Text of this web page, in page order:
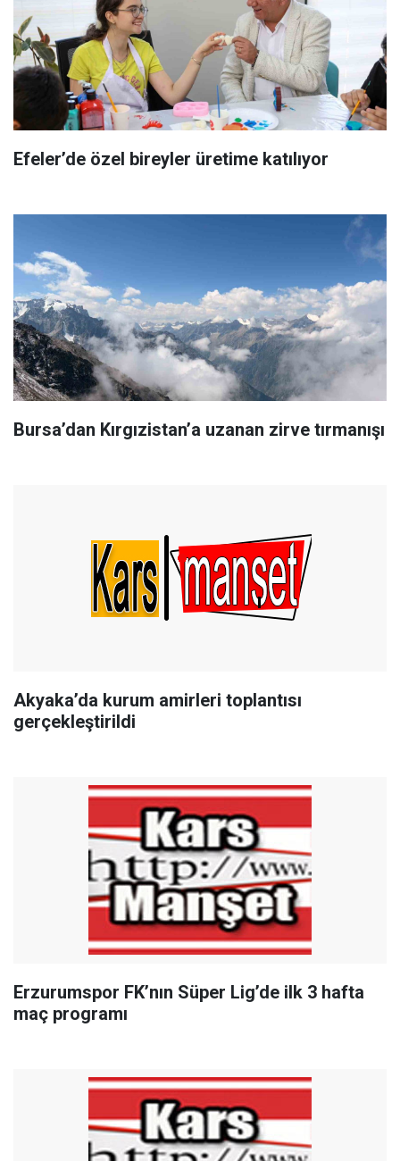
Efeler’de özel bireyler üretime katılıyor
Bursa’dan Kırgızistan’a uzanan zirve tırmanışı
Akyaka’da kurum amirleri toplantısı
gerçekleştirildi
Erzurumspor FK’nın Süper Lig’de ilk 3 hafta
maç programı